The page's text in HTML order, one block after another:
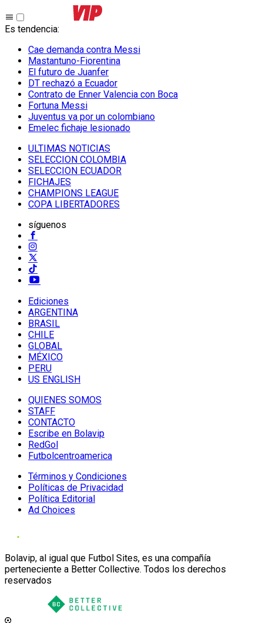
Es tendencia:
Cae demanda contra Messi
Mastantuno-Fiorentina
El futuro de Juanfer
DT rechazó a Ecuador
Contrato de Enner Valencia con Boca
Fortuna Messi
Juventus va por un colombiano
Emelec fichaje lesionado
ULTIMAS NOTICIAS
SELECCION COLOMBIA
SELECCION ECUADOR
FICHAJES
CHAMPIONS LEAGUE
COPA LIBERTADORES
síguenos
Ediciones
ARGENTINA
BRASIL
CHILE
GLOBAL
MÉXICO
PERU
US ENGLISH
QUIENES SOMOS
STAFF
CONTACTO
Escribe en Bolavip
RedGol
Futbolcentroamerica
Términos y Condiciones
Políticas de Privacidad
Política Editorial
Ad Choices
Bolavip, al igual que Futbol Sites, es una compañía
perteneciente a Better Collective. Todos los derechos
reservados